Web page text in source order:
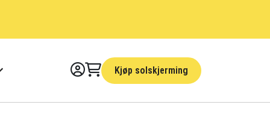
Kjøp solskjerming